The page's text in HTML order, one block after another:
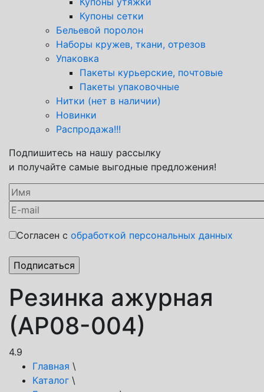
Купоны сетки
Бельевой поролон
Наборы кружев, ткани, отрезов
Упаковка
Пакеты курьерские, почтовые
Пакеты упаковочные
Нитки (нет в наличии)
Новинки
Распродажа!!!
Подпишитесь на нашу рассылку
и получайте самые выгодные предложения!
Согласен с обработкой персональных данных
Резинка ажурная
(АР08-004)
4.9
Главная \
Каталог \